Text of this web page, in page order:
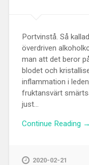
Portvinstå. Så
överdriven
man att det beror
blodet och
inflammation i
fruktansvärt
just...
Continue Reading →
2020-02-21